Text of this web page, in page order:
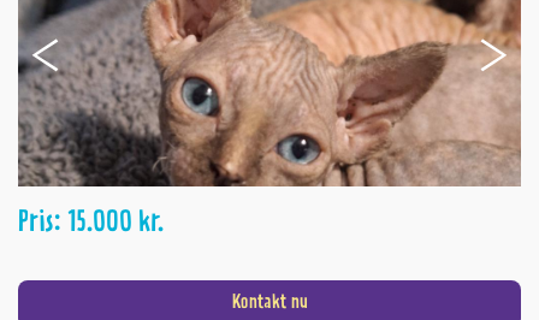
‹ ›
Pris: 15.000 kr.
Kontakt nu